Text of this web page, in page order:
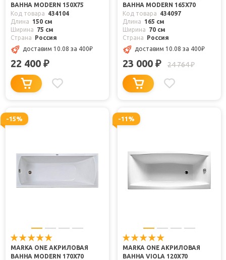
ВАННА MODERN 150X75
Код товара
434104
Длина
150 см
Ширина
75 см
Страна
Россия
доставим 10.08 за 400₽
22 400 ₽
ВАННА MODERN 165X70
Код товара
434097
Длина
165 см
Ширина
70 см
Страна
Россия
доставим 10.08 за 400₽
23 000 ₽ 24 764₽
-15%
MARKA ONE АКРИЛОВАЯ
ВАННА MODERN 170X70
-11%
MARKA ONE АКРИЛОВАЯ
ВАННА VIOLA 120X70